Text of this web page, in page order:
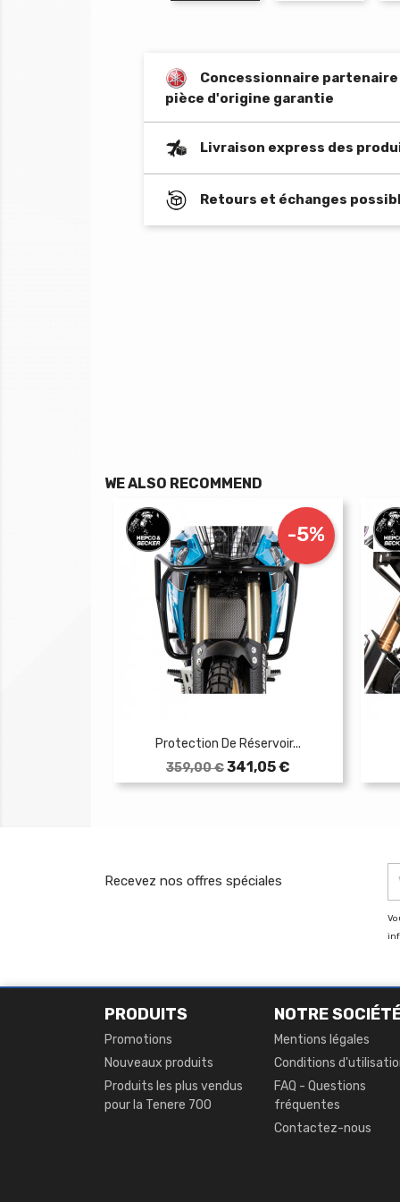
Concessionnaire partenaire
pièce d'origine garantie
Livraison express des
Retours et échanges
WE ALSO RECOMMEND
Protection De Réservoir...
Prix
de
359,00 €
-5%
Prix
341,05 €
Recevez nos offres spéciales
PRODUITS
Promotions
Nouveaux produits
Produits les plus vendus
pour la Tenere 700
NOTRE
Mentions légales
Conditions
FAQ - Questions
fréquentes
Contactez-nous